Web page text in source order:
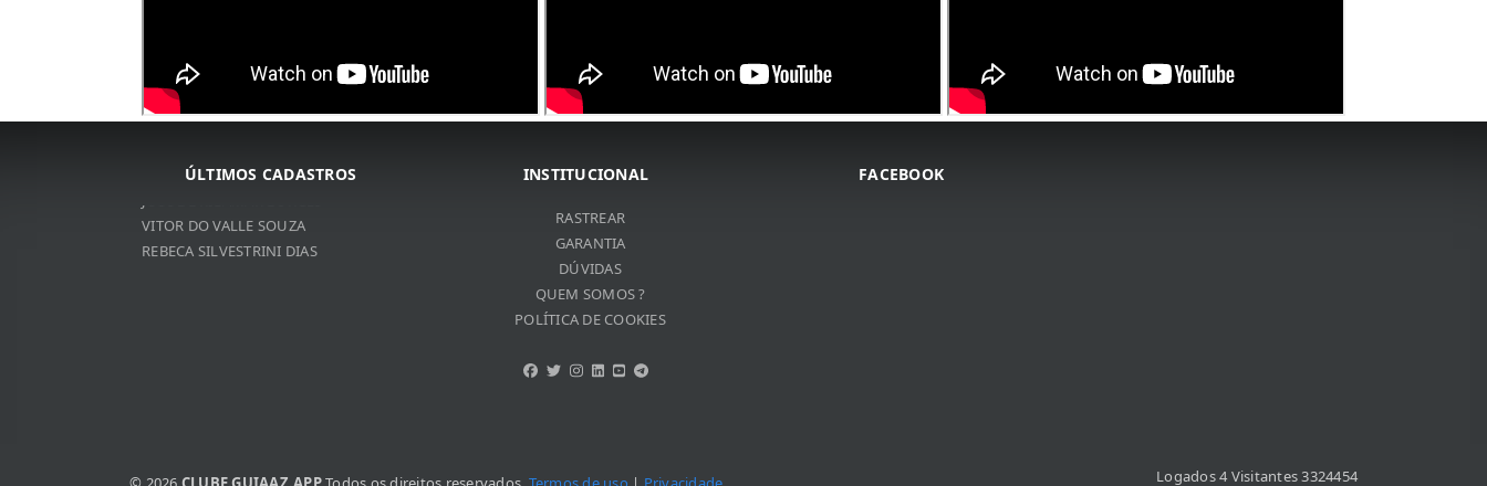
ÚLTIMOS CADASTROS
ARNALDO JOSé DA COSTA
VITOR DO VALLE SOUZA
INSTITUCIONAL
RASTREAR
GARANTIA
DÚVIDAS
QUEM SOMOS ?
POLÍTICA DE COOKIES
FACEBOOK
Logados 4 Visitantes 3324454